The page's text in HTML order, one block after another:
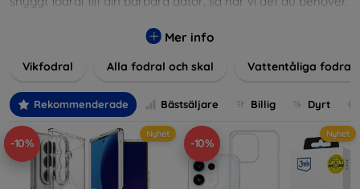
stötar, samtidigt som de tar hänsyn till användarnas
att hitta rätt tillbehör till din enhet. Våra fodral och skal är
inte bara praktiska utan också moderiktiga, vilket gör dem
till en integrerad del av din vardagsoutfit. För teknikälskare
eller de som bara vill skydda sin investering, vi finns här för
dig.
Mer info
Vikfodral Alla fodral och skal Vattentåliga fodral
Rekommenderade Bästsäljare Billig Dyrt
-10%
Nyhet
-10%
Nyhet